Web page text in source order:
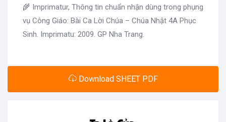
🌾 Imprimatur, Thông tin chuẩn nhận dùng trong phụng
vụ Công Giáo: Bài Ca Lời Chúa – Chúa Nhật 4A Phục
Sinh. Imprimatu: 2009. GP Nha Trang.
Download SHEET PDF